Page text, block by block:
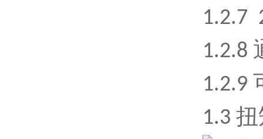
1.2.7
1.2.8
1.2.9
1.3